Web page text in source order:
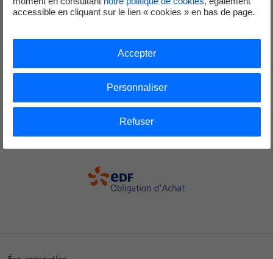
le 21 novembre 2001
accessible en cliquant sur le lien « cookies » en bas de page.
Refuser
Personnaliser
Accepter